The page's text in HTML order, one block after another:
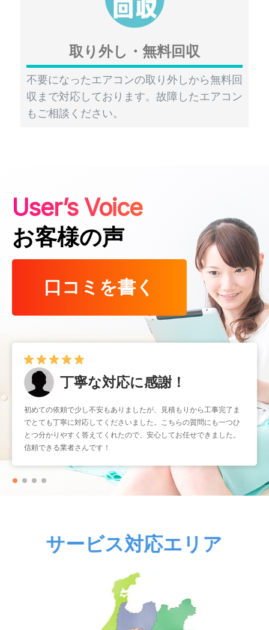
取り外し・無料回収
不要になったエアコンの取り外しから無料回
収まで対応しております。故障したエアコン
もご相談ください。
User’s Voice
お客様の声
口コミを書く
早くて確実！
暑くなる前に取り付けをお願いしたかったのですが、予約もスムー
ズで助かりました。工事もスピーディーなのに作業はとても丁寧
で、仕上がりも大満足です。こういう業者さんにまたお願いしたい
と思いました。
サービス対応エリア